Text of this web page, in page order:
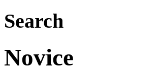
Search
Novice